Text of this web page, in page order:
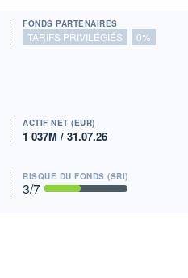
FONDS PARTENAIRES
TARIFS PRIVILÉGIÉS 0%
ACTIF NET (EUR)
1 037M / 31.07.26
RISQUE DU FONDS (SRI)
3/7